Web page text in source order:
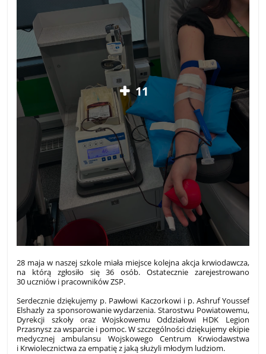
11
28 maja w naszej szkole miała miejsce kolejna akcja krwiodawcza,
na którą zgłosiło się 36 osób. Ostatecznie zarejestrowano
30 uczniów i pracowników ZSP.
Serdecznie dziękujemy p. Pawłowi Kaczorkowi i p. Ashruf Youssef
Elshazly za sponsorowanie wydarzenia. Starostwu Powiatowemu,
Dyrekcji szkoły oraz Wojskowemu Oddziałowi HDK Legion
Przasnysz za wsparcie i pomoc. W szczególności dziękujemy ekipie
medycznej ambulansu Wojskowego Centrum Krwiodawstwa
i Krwiolecznictwa za empatię z jaką służyli młodym ludziom.